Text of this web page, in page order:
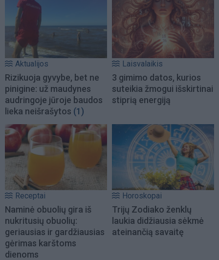
Aktualijos
Rizikuoja gyvybe, bet ne
pinigine: už maudynes
audringoje jūroje baudos
lieka neišrašytos (1)
Laisvalaikis
3 gimimo datos, kurios
suteikia žmogui išskirtinai
stiprią energiją
Receptai
Naminė obuolių gira iš
nukritusių obuolių:
geriausias ir gardžiausias
gėrimas karštoms
dienoms
Horoskopai
Trijų Zodiako ženklų
laukia didžiausia sėkmė
ateinančią savaitę